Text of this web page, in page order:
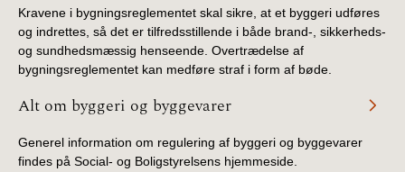
BR18 (4/7-31/12
2019)
BR18 (1/7-31/12
2018)
Kravene i bygningsreglementet skal sikre, at et byggeri udføres
og indrettes, så det er tilfredsstillende i både brand-, sikkerheds-
og sundhedsmæssig henseende. Overtrædelse af
bygningsreglementet kan medføre straf i form af bøde.
Alt om byggeri og byggevarer
Generel information om regulering af byggeri og byggevarer
findes på Social- og Boligstyrelsens hjemmeside.